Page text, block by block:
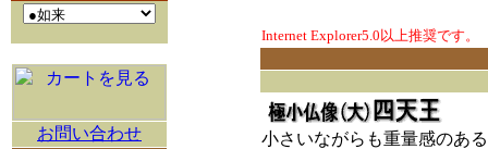
お問い合わせ
Internet Explorer5.0以上推奨です。
小さいながらも重量感のあ